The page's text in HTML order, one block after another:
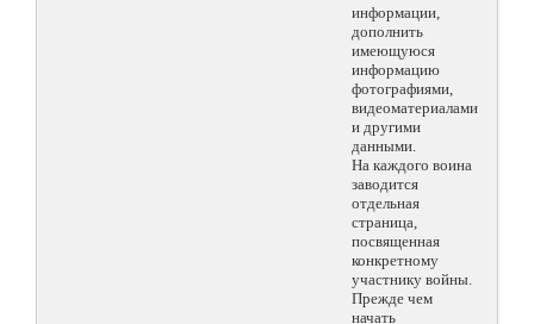
информации,
дополнить
имеющуюся
информацию
фотографиями,
видеоматериалами
и другими
данными.
На каждого воина
заводится
отдельная
страница,
посвященная
конкретному
участнику войны.
Прежде чем
начать